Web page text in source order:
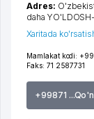
Mamlakat kodi:
Faks: 71 2587731
+99871
Adres:
daha
Xaritada